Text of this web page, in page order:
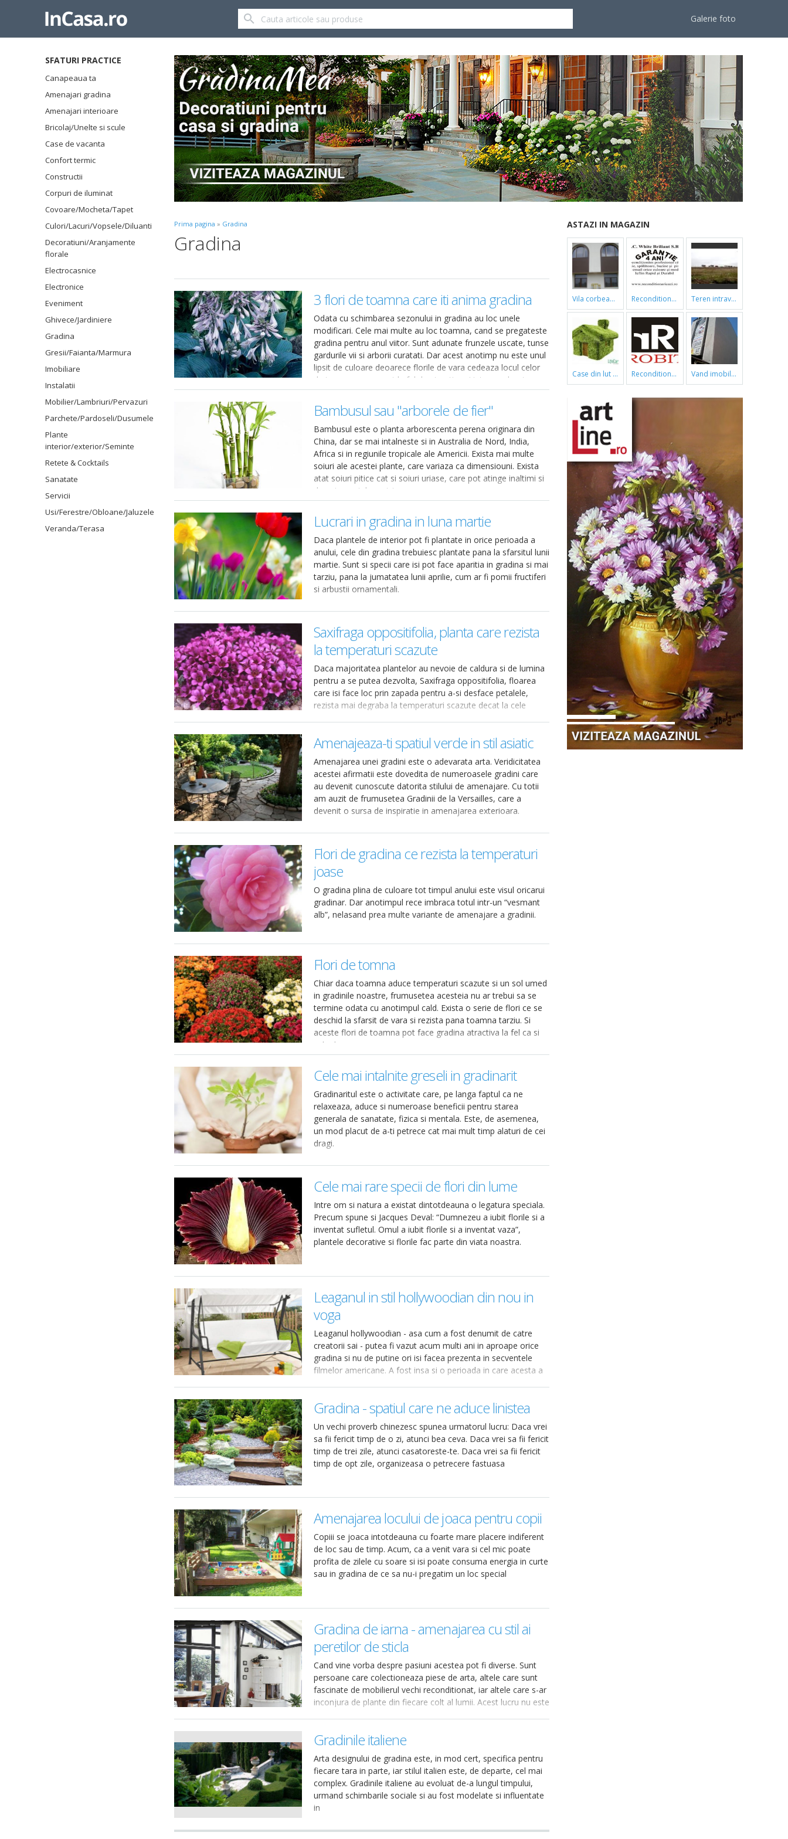
Galerie foto
SFATURI PRACTICE
Canapeaua ta
Amenajari gradina
Amenajari interioare
Bricolaj/Unelte si scule
Case de vacanta
Confort termic
Constructii
Corpuri de iluminat
Covoare/Mocheta/Tapet
Culori/Lacuri/Vopsele/Diluanti
Decoratiuni/Aranjamente
florale
Electrocasnice
Electronice
Eveniment
Ghivece/Jardiniere
Gradina
Gresii/Faianta/Marmura
Imobiliare
Instalatii
Mobilier/Lambriuri/Pervazuri
Parchete/Pardoseli/Dusumele
Plante
interior/exterior/Seminte
Retete & Cocktails
Sanatate
Servicii
Usi/Ferestre/Obloane/Jaluzele
Veranda/Terasa
Prima pagina » Gradina
Gradina
3 flori de toamna care iti anima gradina
Odata cu schimbarea sezonului in gradina au loc unele
modificari. Cele mai multe au loc toamna, cand se pregateste
gradina pentru anul viitor. Sunt adunate frunzele uscate, tunse
gardurile vii si arborii curatati. Dar acest anotimp nu este unul
lipsit de culoare deoarece florile de vara cedeaza locul celor
de toamna, care sunt la fel de atractive si intens colorate.
Bambusul sau "arborele de fier"
Bambusul este o planta arborescenta perena originara din
China, dar se mai intalneste si in Australia de Nord, India,
Africa si in regiunile tropicale ale Americii. Exista mai multe
soiuri ale acestei plante, care variaza ca dimensiouni. Exista
atat soiuri pitice cat si soiuri uriase, care pot atinge inaltimi si
de patruzeci de metri.
Lucrari in gradina in luna martie
Daca plantele de interior pot fi plantate in orice perioada a
anului, cele din gradina trebuiesc plantate pana la sfarsitul lunii
martie. Sunt si specii care isi pot face aparitia in gradina si mai
tarziu, pana la jumatatea lunii aprilie, cum ar fi pomii fructiferi
si arbustii ornamentali.
Saxifraga oppositifolia, planta care rezista
la temperaturi scazute
Daca majoritatea plantelor au nevoie de caldura si de lumina
pentru a se putea dezvolta, Saxifraga oppositifolia, floarea
care isi face loc prin zapada pentru a-si desface petalele,
rezista mai degraba la temperaturi scazute decat la cele
Amenajeaza-ti spatiul verde in stil asiatic
Amenajarea unei gradini este o adevarata arta. Veridicitatea
acestei afirmatii este dovedita de numeroasele gradini care
au devenit cunoscute datorita stilului de amenajare. Cu totii
am auzit de frumusetea Gradinii de la Versailles, care a
devenit o sursa de inspiratie in amenajarea exterioara.
Flori de gradina ce rezista la temperaturi
joase
O gradina plina de culoare tot timpul anului este visul oricarui
gradinar. Dar anotimpul rece imbraca totul intr-un “vesmant
alb”, nelasand prea multe variante de amenajare a gradinii.
Flori de tomna
Chiar daca toamna aduce temperaturi scazute si un sol umed
in gradinile noastre, frumusetea acesteia nu ar trebui sa se
termine odata cu anotimpul cald. Exista o serie de flori ce se
deschid la sfarsit de vara si rezista pana toamna tarziu. Si
aceste flori de toamna pot face gradina atractiva la fel ca si
cele de vara.
Cele mai intalnite greseli in gradinarit
Gradinaritul este o activitate care, pe langa faptul ca ne
relaxeaza, aduce si numeroase beneficii pentru starea
generala de sanatate, fizica si mentala. Este, de asemenea,
un mod placut de a-ti petrece cat mai mult timp alaturi de cei
dragi.
Cele mai rare specii de flori din lume
Intre om si natura a existat dintotdeauna o legatura speciala.
Precum spune si Jacques Deval: “Dumnezeu a iubit florile si a
inventat sufletul. Omul a iubit florile si a inventat vaza”,
plantele decorative si florile fac parte din viata noastra.
Leaganul in stil hollywoodian din nou in
voga
Leaganul hollywoodian - asa cum a fost denumit de catre
creatorii sai - putea fi vazut acum multi ani in aproape orice
gradina si nu de putine ori isi facea prezenta in secventele
filmelor americane. A fost insa si o perioada in care acesta a
Gradina - spatiul care ne aduce linistea
Un vechi proverb chinezesc spunea urmatorul lucru: Daca vrei
sa fii fericit timp de o zi, atunci bea ceva. Daca vrei sa fii fericit
timp de trei zile, atunci casatoreste-te. Daca vrei sa fii fericit
timp de opt zile, organizeasa o petrecere fastuasa
Amenajarea locului de joaca pentru copii
Copiii se joaca intotdeauna cu foarte mare placere indiferent
de loc sau de timp. Acum, ca a venit vara si cel mic poate
profita de zilele cu soare si isi poate consuma energia in curte
sau in gradina de ce sa nu-i pregatim un loc special
Gradina de iarna - amenajarea cu stil ai
peretilor de sticla
Cand vine vorba despre pasiuni acestea pot fi diverse. Sunt
persoane care colectioneaza piese de arta, altele care sunt
fascinate de mobilierul vechi reconditionat, iar altele care s-ar
inconjura de plante din fiecare colt al lumii. Acest lucru nu este
Gradinile italiene
Arta designului de gradina este, in mod cert, specifica pentru
fiecare tara in parte, iar stilul italien este, de departe, cel mai
complex. Gradinile italiene au evoluat de-a lungul timpului,
urmand schimbarile sociale si au fost modelate si influentate
in
ASTAZI IN MAGAZIN
vila corbeanca reconditionari cazi de baie teren intravilan
case din lut si paie reconditionari cazi de baie vand imobil ,790m,piata gorjului,pret negociabil